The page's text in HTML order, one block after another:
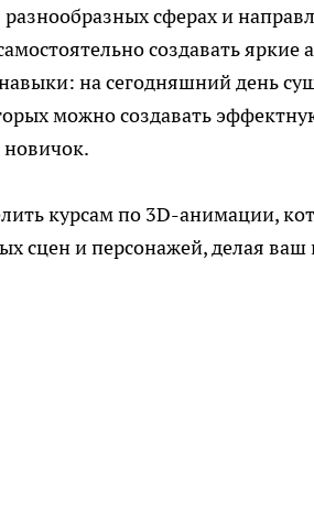
сферах и
создавать яркие
на сегодняшний день
можно создавать
новичок.
курсам по 3D-анимации,
сцен и персонажей, делая ваш